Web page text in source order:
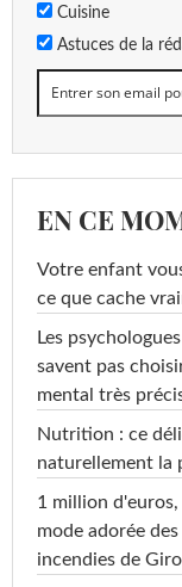
Cuisine
Astuces de la
EN CE
Votre enfant
ce que cache
Les
savent pas
mental très
Nutrition : ce
naturellement la
1 million
mode adorée
incendies de